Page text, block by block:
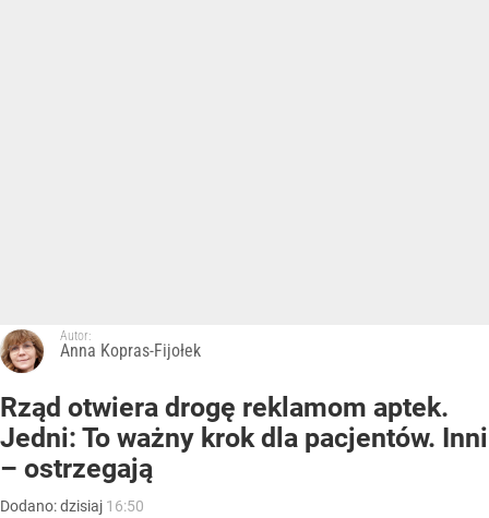
Autor:
Anna Kopras-Fijołek
Rząd otwiera drogę reklamom aptek.
Jedni: To ważny krok dla pacjentów. Inni
– ostrzegają
Dodano:dzisiaj 16:50